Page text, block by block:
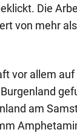
Die
von mehr
vor allem
am